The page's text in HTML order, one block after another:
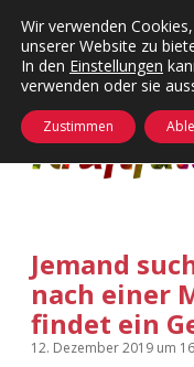
Jemand
nach einer
findet ein
12. Dezember 2019 um
Wir verwenden
unserer Website zu
In den Einstellungen
verwenden oder sie
Zustimmen